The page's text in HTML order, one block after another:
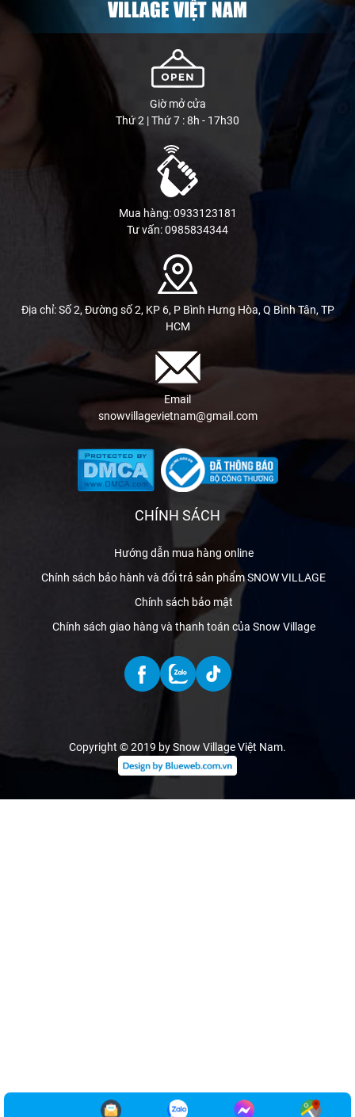
VILLAGE VIỆT NAM
Giờ mở cửa
Thứ 2 | Thứ 7 : 8h - 17h30
Mua hàng: 0933123181
Tư vấn: 0985834344
Địa chỉ: Số 2, Đường số 2, KP 6, P Bình Hưng Hòa, Q Bình Tân, TP
HCM
Email
snowvillagevietnam@gmail.com
CHÍNH SÁCH
Hướng dẫn mua hàng online
Chính sách bảo hành và đổi trả sản phẩm SNOW VILLAGE
Chính sách bảo mật
Chính sách giao hàng và thanh toán của Snow Village
Copyright © 2019 by Snow Village Việt Nam.